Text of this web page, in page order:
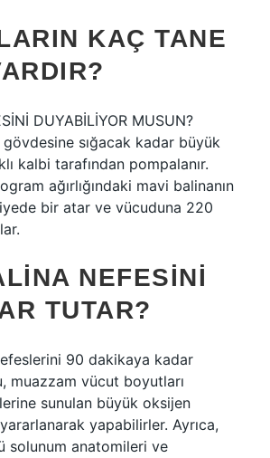
KAÇ TANE
DUYABİLİYOR MUSUN?
sığacak kadar büyük
kalbi tarafından pompalanır.
ağırlığındaki mavi balinanın
bir atar ve vücuduna 220
NEFESINI
TUTAR?
90 dakikaya kadar
muazzam vücut boyutları
sunulan büyük oksijen
yapabilirler. Ayrıca,
solunum anatomileri ve